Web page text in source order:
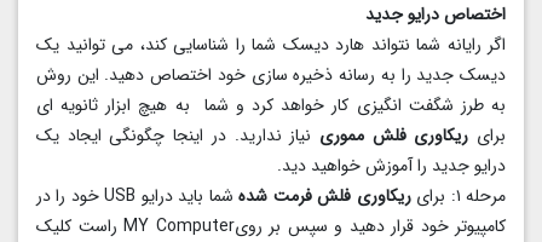
اختصاص درایو جدید
اگر رایانه شما نتواند هارد دیسک شما را شناسایی کند، می توانید یک
دیسک جدید را به رسانه ذخیره سازی خود اختصاص دهید. این روش
به طرز شگفت انگیزی کار خواهد کرد و شما به هیچ ابزار ثانویه ای
برای ریکاوری فلش ممورینیاز ندارید. در اینجا چگونگی ایجاد یک
درایو جدید را آموزش خواهید دید.
مرحله ۱: برای
ریکاوری فلش فرمت شده
شما باید درایو USB خود را در
کامپیوتر خود قرار دهید و سپس بر رویMY Computer راست کلیک